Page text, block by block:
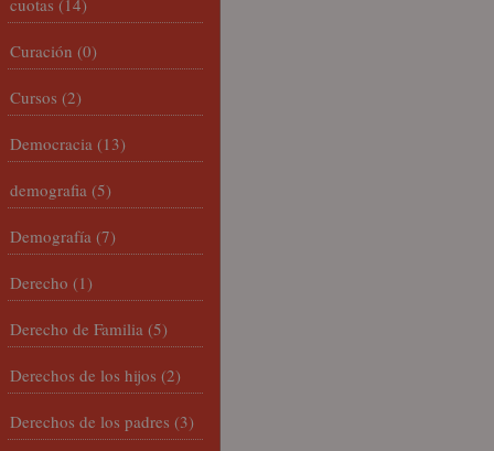
cuotas (14)
Curación (0)
Cursos (2)
Democracia (13)
demografia (5)
Demografía (7)
Derecho (1)
Derecho de Familia (5)
Derechos de los hijos (2)
Derechos de los padres (3)